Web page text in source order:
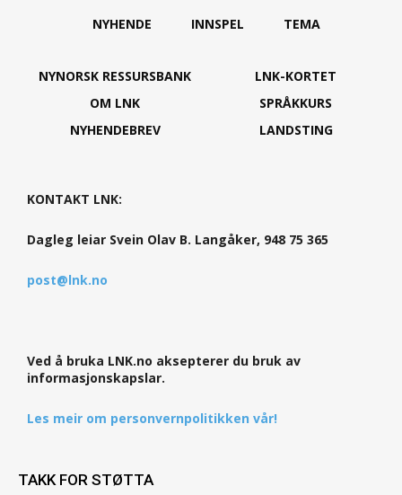
NYHENDE INNSPEL TEMA
NYNORSK RESSURSBANK
OM LNK
NYHENDEBREV
LNK-KORTET
SPRÅKKURS
LANDSTING
KONTAKT LNK:
Dagleg leiar Svein Olav B. Langåker, 948 75 365
post@lnk.no
Ved å bruka LNK.no aksepterer du bruk av
informasjonskapslar.
Les meir om personvernpolitikken vår!
TAKK FOR STØTTA